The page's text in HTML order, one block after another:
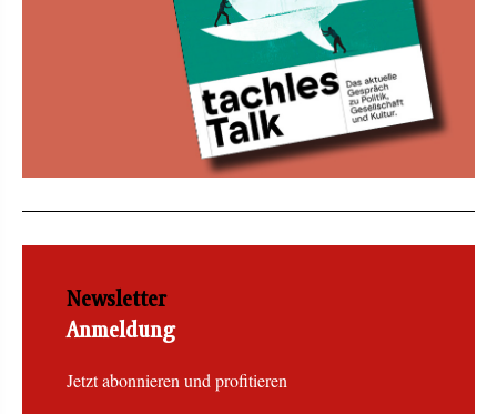
Newsletter
Anmeldung
Jetzt abonnieren und profitieren